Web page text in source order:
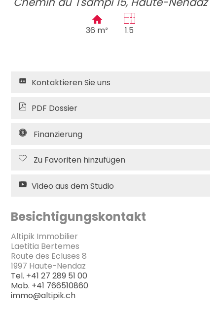
36 m² 1.5
Kontaktieren Sie uns
PDF Dossier
Finanzierung
Zu Favoriten hinzufügen
Video aus dem Studio
Besichtigungskontakt
Altipik Immobilier
Laetitia Bertemes
Route des Ecluses 8
1997 Haute-Nendaz
Tel. +41 27 289 51 00
Mob. +41 766510860
immo@altipik.ch